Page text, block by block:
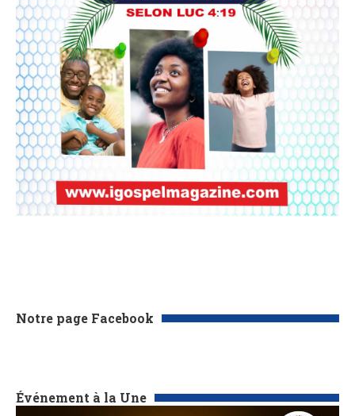
Notre page Facebook
Événement à la Une